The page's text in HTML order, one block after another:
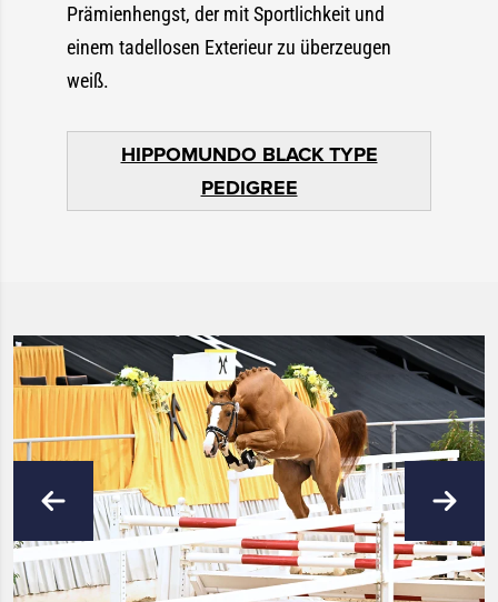
Prämienhengst, der mit Sportlichkeit und
einem tadellosen Exterieur zu überzeugen
weiß.
HIPPOMUNDO BLACK TYPE
PEDIGREE